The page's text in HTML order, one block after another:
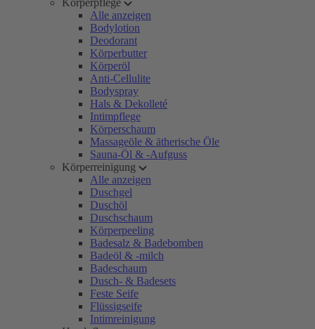
Körperpflege
Alle anzeigen
Bodylotion
Deodorant
Körperbutter
Körperöl
Anti-Cellulite
Bodyspray
Hals & Dekolleté
Intimpflege
Körperschaum
Massageöle & ätherische Öle
Sauna-Öl & -Aufguss
Körperreinigung
Alle anzeigen
Duschgel
Duschöl
Duschschaum
Körperpeeling
Badesalz & Badebomben
Badeöl & -milch
Badeschaum
Dusch- & Badesets
Feste Seife
Flüssigseife
Intimreinigung